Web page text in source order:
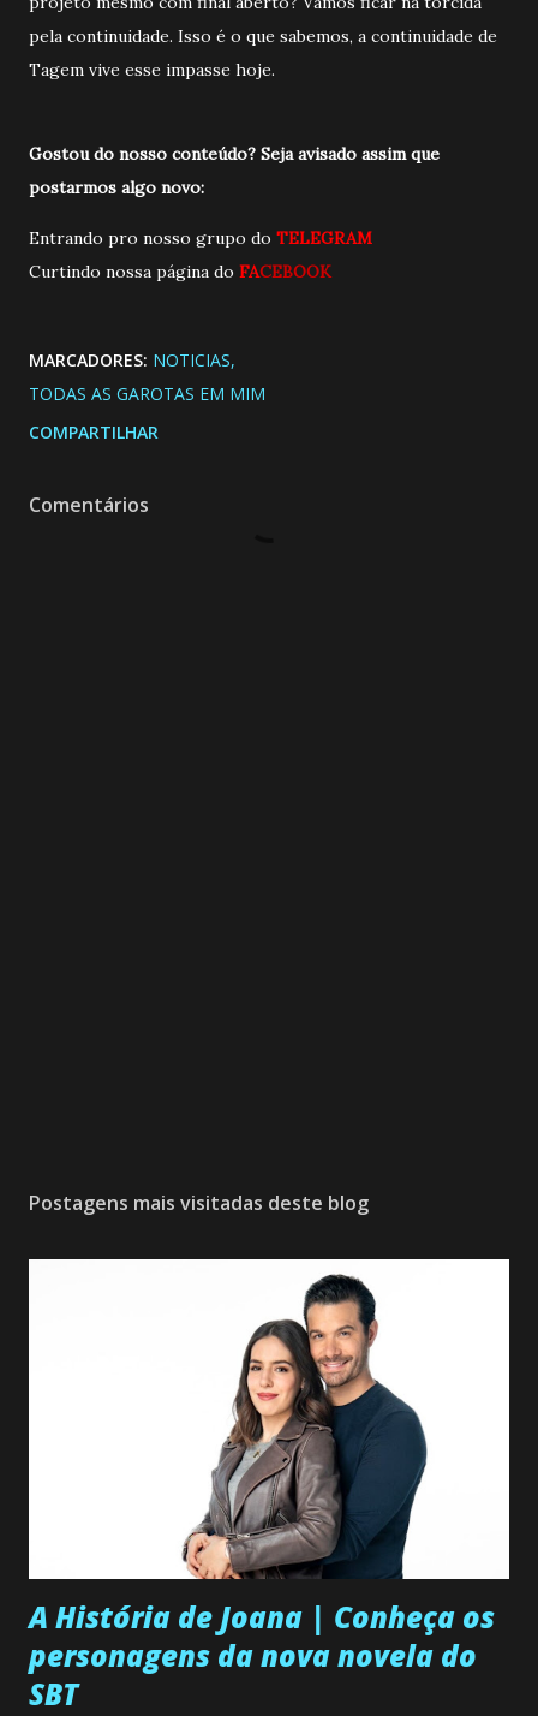
pela continuidade. Isso é o que sabemos, a continuidade de
Tagem vive esse impasse hoje.
Gostou do nosso conteúdo? Seja avisado assim que
postarmos algo novo:
Entrando pro nosso grupo do TELEGRAM
Curtindo nossa página do FACEBOOK
MARCADORES: NOTICIAS
TODAS AS GAROTAS EM MIM
COMPARTILHAR
Comentários
Postagens mais visitadas deste blog
A História de Joana | Conheça os
personagens da nova novela do
SBT